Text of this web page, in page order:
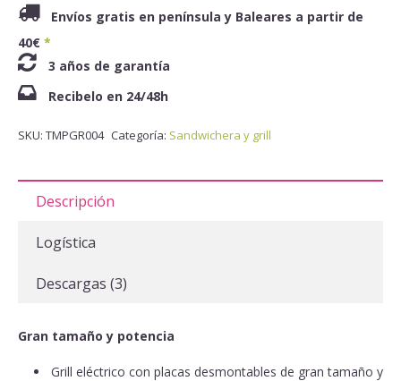
Envíos gratis en península y Baleares a partir de
40€ *
3 años de garantía
Recibelo en 24/48h
SKU: TMPGR004 Categoría: Sandwichera y grill
Descripción
Logística
Descargas (3)
Gran tamaño y potencia
Grill eléctrico con placas desmontables de gran tamaño y